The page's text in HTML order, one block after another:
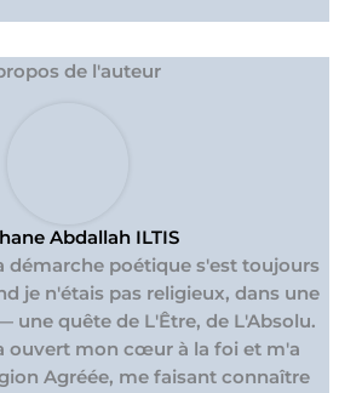
de l'auteur
Abdallah ILTIS
démarche poétique s'est toujours
je n'étais pas religieux, dans une
une quête de L'Être, de L'Absolu.
Agréée, me faisant connaître